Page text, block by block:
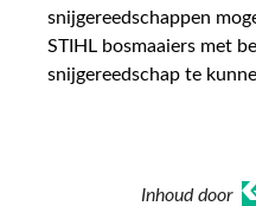
snijgereedschappen
STIHL bosmaaiers met
snijgereedschap te
Inhoud door